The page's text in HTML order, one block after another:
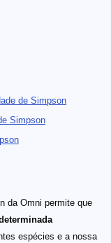
de Simpson
Simpson
da Omni permite que
espécies e a nossa